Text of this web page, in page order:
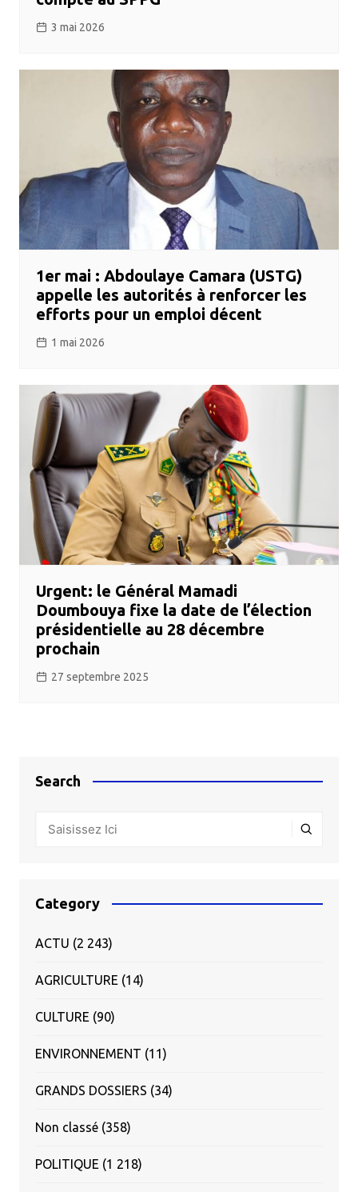
3 mai 2026
1er mai : Abdoulaye Camara (USTG)
appelle les autorités à renforcer les
efforts pour un emploi décent
1 mai 2026
Urgent: le Général Mamadi
Doumbouya fixe la date de l’élection
présidentielle au 28 décembre
prochain
27 septembre 2025
Search
Category
ACTU (2 243)
AGRICULTURE (14)
CULTURE (90)
ENVIRONNEMENT (11)
GRANDS DOSSIERS (34)
Non classé(358)
POLITIQUE (1 218)